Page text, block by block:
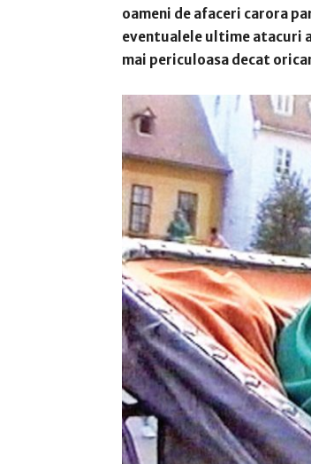
oameni de afaceri carora
eventualele ultime atacuri
mai periculoasa decat